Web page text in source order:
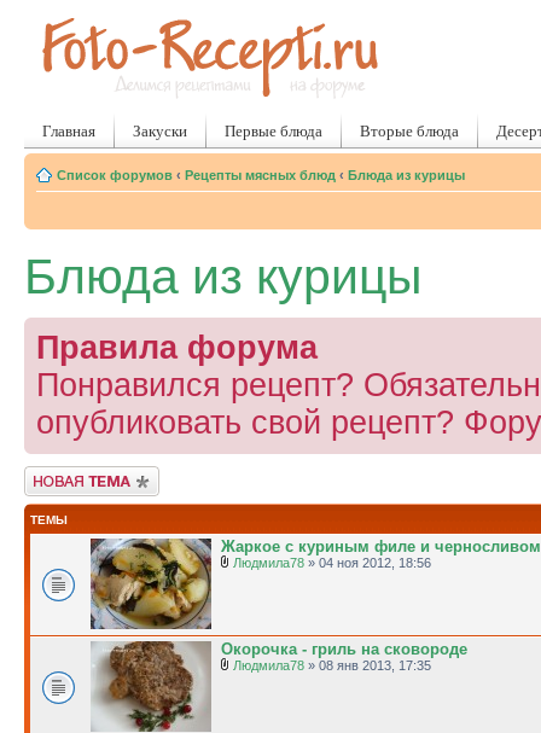
Главная Закуски Первые блюда Вторые блюда
Список форумов ‹ Рецепты мясных блюд ‹ Блюда из курицы
Блюда из курицы
Правила форума
Понравился рецепт?
опубликовать свой рецепт?
Новая тема
ТЕМЫ
Жаркое с куриным филе и черносливом
Людмила78 » 04 ноя 2012, 18:56
Окорочка - гриль на сковороде
Людмила78 » 08 янв 2013, 17:35